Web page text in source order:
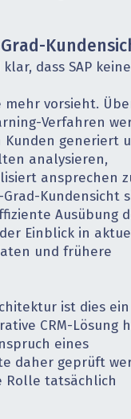
dass SAP keine
mehr vorsieht.
Verfahren
Kunden generiert
analysieren,
ansprechen
Kundensicht
Ausübung
Einblick in
und frühere
ist dies ein
CRM-Lösung
eines
daher geprüft
Rolle tatsächlich